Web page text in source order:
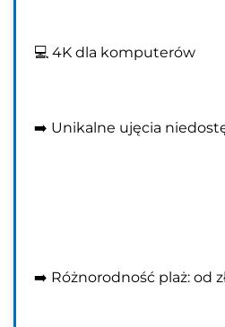
💻 4K dla komputerów
➡️ Unikalne ujęcia
➡️ Różnorodność plaż: od